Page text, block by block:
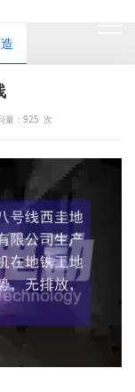
量： 925 次